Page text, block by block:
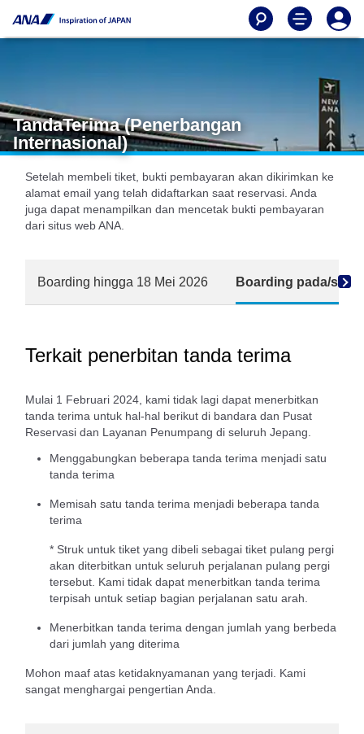
TandaTerima (Penerbangan
Internasional)
Setelah membeli tiket, bukti pembayaran akan dikirimkan ke
alamat email yang telah didaftarkan saat reservasi. Anda
juga dapat menampilkan dan mencetak bukti pembayaran
dari situs web ANA.
Boarding hingga 18 Mei 2026 Boarding pada/
Terkait penerbitan tanda terima
Mulai 1 Februari 2024, kami tidak lagi dapat menerbitkan
tanda terima untuk hal-hal berikut di bandara dan Pusat
Reservasi dan Layanan Penumpang di seluruh Jepang.
Menggabungkan beberapa tanda terima menjadi satu
tanda terima
Memisah satu tanda terima menjadi beberapa tanda
terima
* Struk untuk tiket yang dibeli sebagai tiket pulang pergi
akan diterbitkan untuk seluruh perjalanan pulang pergi
tersebut. Kami tidak dapat menerbitkan tanda terima
terpisah untuk setiap bagian perjalanan satu arah.
Menerbitkan tanda terima dengan jumlah yang berbeda
dari jumlah yang diterima
Mohon maaf atas ketidaknyamanan yang terjadi. Kami
sangat menghargai pengertian Anda.